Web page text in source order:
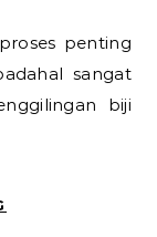
sangat
biji